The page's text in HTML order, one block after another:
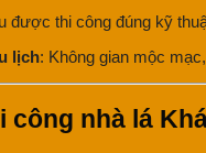
được thi công đúng kỹ
lịch: Không gian mộc
công nhà lá